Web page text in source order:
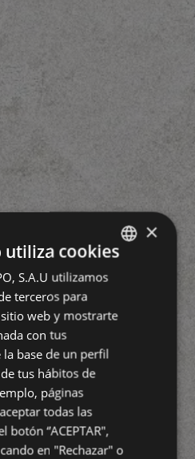
FRENCH
×
utiliza cookies
S.A.U utilizamos
terceros para
web y mostrarte
con tus
base de un perfil
tus hábitos de
páginas
todas las
botón “ACEPTAR",
en "Rechazar" o